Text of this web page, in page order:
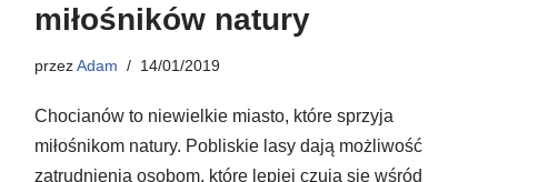
miłośników natury
przezAdam 14/01/2019
Chocianów to niewielkie miasto, które sprzyja
miłośnikom natury. Pobliskie lasy dają możliwość
zatrudnienia osobom, które lepiej czują się wśród